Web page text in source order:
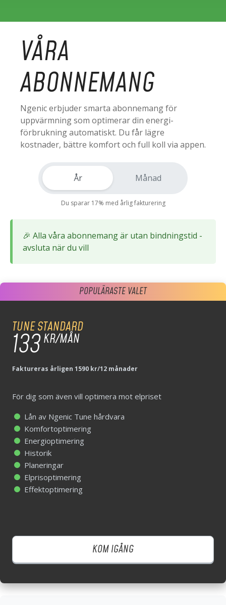
VÅRA
ABONNEMANG
Ngenic erbjuder smarta abonnemang för
uppvärmning som optimerar din energi-
förbrukning automatiskt. Du får lägre
kostnader, bättre komfort och full koll via appen.
År Månad
Du sparar 17% med årlig fakturering
🎉 Alla våra abonnemang är utan bindningstid -
avsluta när du vill
POPULÄRASTE VALET
TUNE STANDARD
159 KR/MÅN
Lån av Ngenic Tune hårdvara
Komfortoptimering
Energioptimering
Historik
Planeringar
Elprisoptimering
Effektoptimering
KOM IGÅNG
POPULÄRASTE VALET
TUNE STANDARD
133KR/MÅN
Faktureras årligen 1590 kr/12 månader
För dig som även vill optimera mot elpriset
Lån av Ngenic Tune hårdvara
Komfortoptimering
Energioptimering
Historik
Planeringar
Elprisoptimering
Effektoptimering
KOM IGÅNG